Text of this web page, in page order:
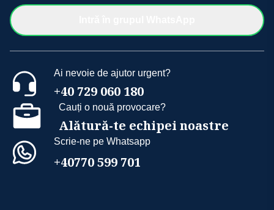
Ai nevoie de ajutor urgent?
+40 729 060 180
Cauți o nouă provocare?
Alătură-te echipei noastre
Scrie-ne pe Whatsapp
+40770 599 701